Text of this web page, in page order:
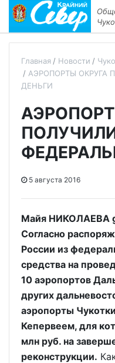
Главная Новости
АЭРОПОРТЫ ОКРУГА
ДЕНЬГИ
5 августа 2016
Майя НИКОЛАЕВА
Согласно
России из
средства на
10 аэропортов
других
аэропорты
Кепервеем, для
млн руб. на
реконструкции.